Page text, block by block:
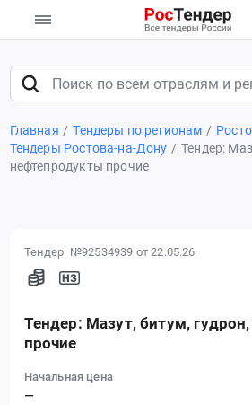
Главная Тендеры по регионам
Тендеры Ростова-на-Дону
Тендер:
нефтепродукты прочие
Тендер №92534939 от 22.05.26
Тендер: Мазут, битум,
прочие
Начальная цена
—